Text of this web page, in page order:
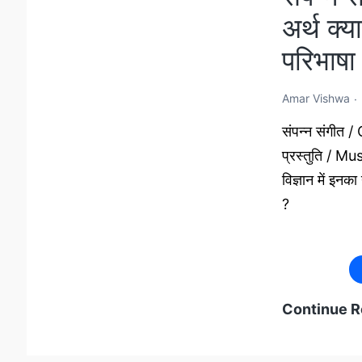
अर्थ
Amar Vishwa
संपन्न संगीत /
प्रस्तुति /
विज्ञान में
?
Continue